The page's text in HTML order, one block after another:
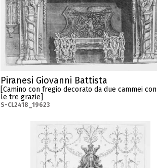
Piranesi Giovanni Battista
[Camino con fregio decorato da due cammei con
le tre grazie]
S-CL2418_19623